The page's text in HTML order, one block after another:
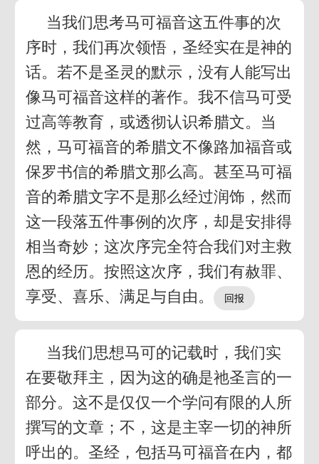
当我们思考马可福音这五件事的次
序时，我们再次领悟，圣经实在是神的
话。若不是圣灵的默示，没有人能写出
像马可福音这样的著作。我不信马可受
过高等教育，或透彻认识希腊文。当
然，马可福音的希腊文不像路加福音或
保罗书信的希腊文那么高。甚至马可福
音的希腊文字不是那么经过润饰，然而
这一段落五件事例的次序，却是安排得
相当奇妙；这次序完全符合我们对主救
恩的经历。按照这次序，我们有赦罪、
享受、喜乐、满足与自由。
当我们思想马可的记载时，我们实
在要敬拜主，因为这的确是祂圣言的一
部分。这不是仅仅一个学问有限的人所
撰写的文章；不，这是主宰一切的神所
呼出的。圣经，包括马可福音在内，都